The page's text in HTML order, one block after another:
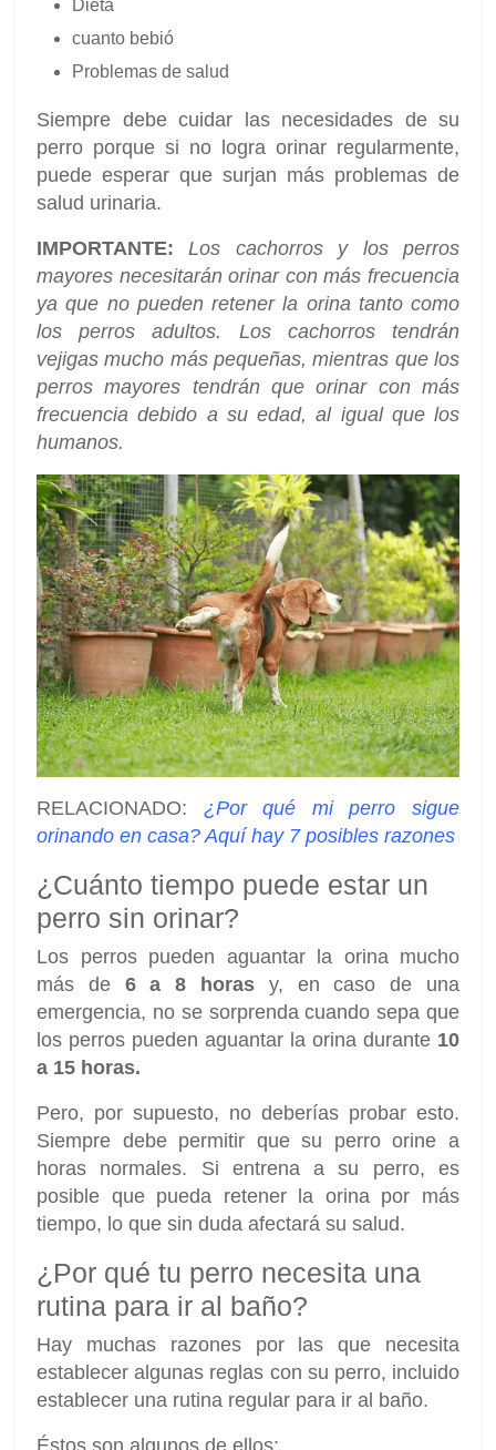
Dieta
cuanto bebió
Problemas de salud
Siempre debe cuidar las necesidades de su
perro porque si no logra orinar regularmente,
puede esperar que surjan más problemas de
salud urinaria.
IMPORTANTE:
Los cachorros y los perros
mayores necesitarán orinar con más frecuencia
ya que no pueden retener la orina tanto como
los perros adultos. Los cachorros tendrán
vejigas mucho más pequeñas, mientras que los
perros mayores tendrán que orinar con más
frecuencia debido a su edad, al igual que los
humanos.
RELACIONADO: ¿Por qué mi perro sigue
orinando en casa? Aquí hay 7 posibles razones
¿Cuánto tiempo puede estar un
perro sin orinar?
Los perros pueden aguantar la orina mucho
más de 6 a 8 horas y, en caso de una
emergencia, no se sorprenda cuando sepa que
los perros pueden aguantar la orina durante 10
a 15 horas.
Pero, por supuesto, no deberías probar esto.
Siempre debe permitir que su perro orine a
horas normales. Si entrena a su perro, es
posible que pueda retener la orina por más
tiempo, lo que sin duda afectará su salud.
¿Por qué tu perro necesita una
rutina para ir al baño?
Hay muchas razones por las que necesita
establecer algunas reglas con su perro, incluido
establecer una rutina regular para ir al baño.
Éstos son algunos de ellos: